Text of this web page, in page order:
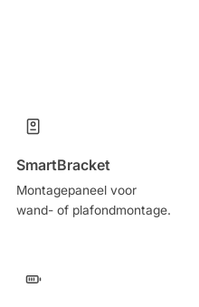
SmartBracket
Montagepaneel voor
wand- of plafondmontage.